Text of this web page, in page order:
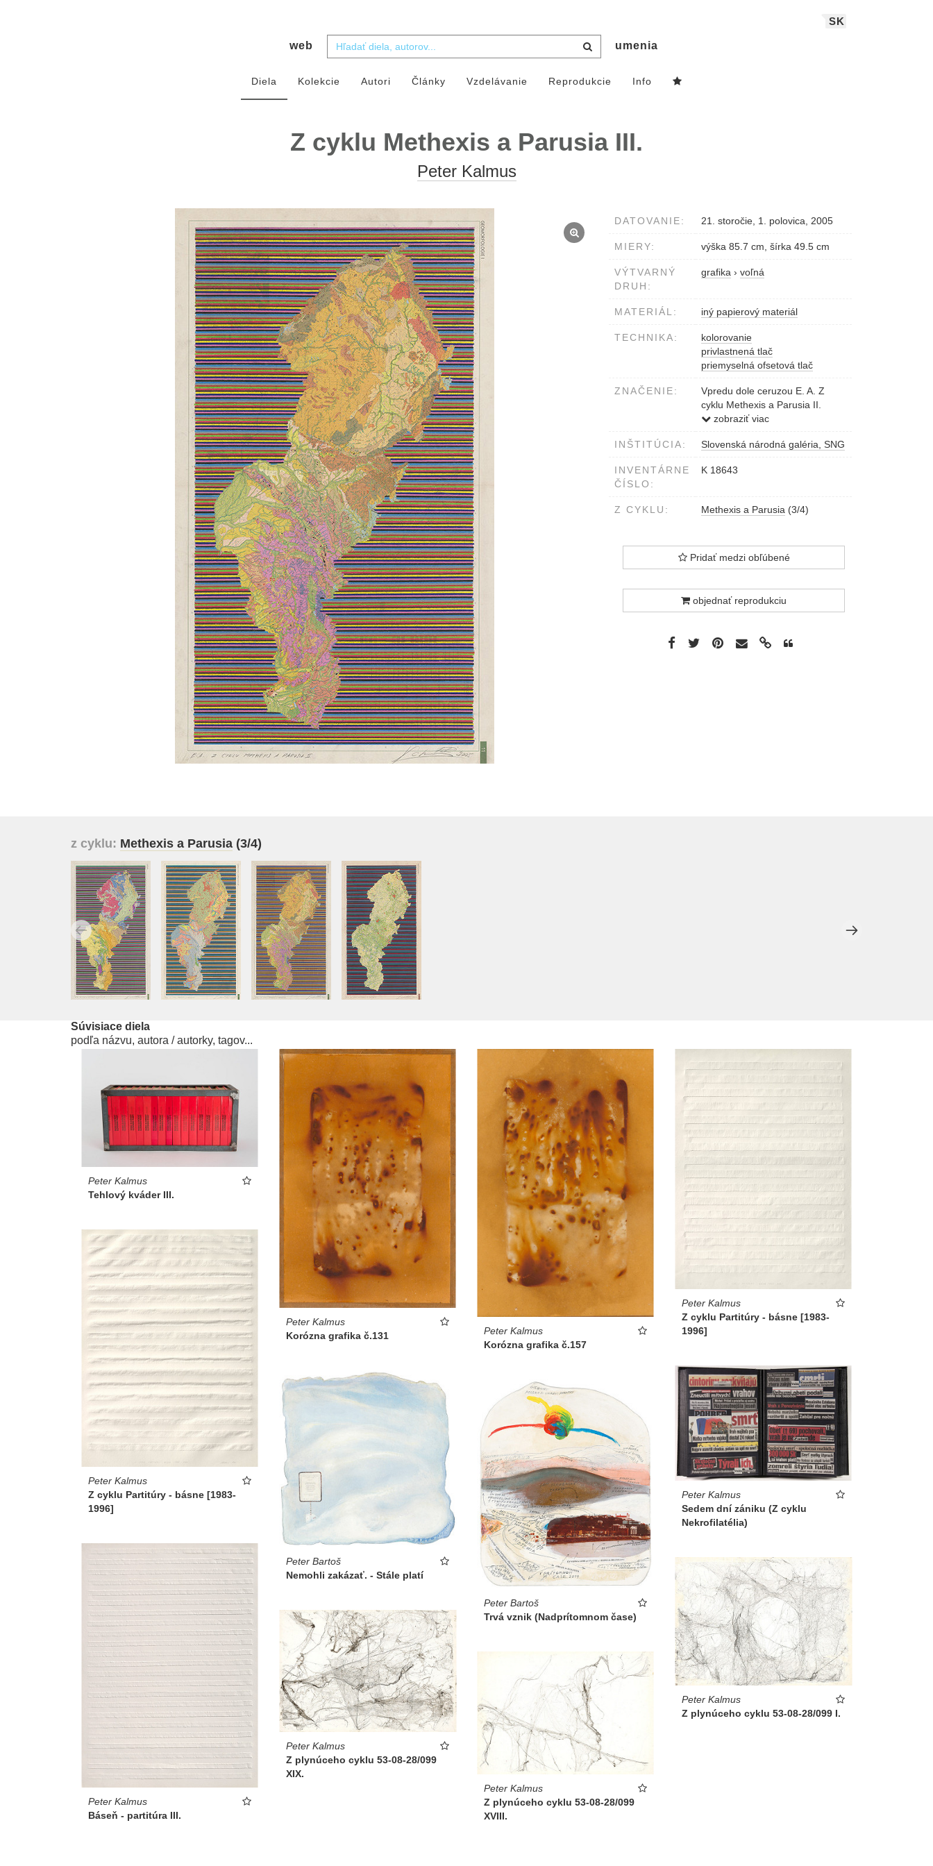
SK
web umenia
Diela Kolekcie Autori Články Vzdelávanie Reprodukcie Info
Z cyklu Methexis a Parusia III.
Peter Kalmus
DATOVANIE: 21. storočie, 1. polovica, 2005
MIERY: výška 85.7 cm, šírka 49.5 cm
VÝTVARNÝ
DRUH:
grafika › voľná
MATERIÁL: iný papierový materiál
TECHNIKA:
kolorovanie
privlastnená tlač
priemyselná ofsetová tlač
ZNAČENIE:
Vpredu dole ceruzou E. A. Z
cyklu Methexis a Parusia II.
Peter Kalmus 2005
zobraziť viac
INŠTITÚCIA: Slovenská národná galéria, SNG
INVENTÁRNE
ČÍSLO:
K 18643
Z CYKLU: Methexis a Parusia (3/4)
Pridať medzi obľúbené
objednať reprodukciu
z cyklu: Methexis a Parusia (3/4)
Súvisiace diela
podľa názvu, autora / autorky, tagov...
Peter Kalmus
Tehlový kváder III.
Peter Kalmus
Korózna grafika č.131
Peter Kalmus
Korózna grafika č.157
Peter Kalmus
Z cyklu Partitúry - básne [1983-
1996]
Peter Kalmus
Z cyklu Partitúry - básne [1983-
1996]
Peter Kalmus
Sedem dní zániku (Z cyklu
Nekrofilatélia)
Peter Bartoš
Nemohli zakázať. - Stále platí
Peter Bartoš
Trvá vznik (Nadprítomnom čase)
Peter Kalmus
Báseň - partitúra III.
Peter Kalmus
Z plynúceho cyklu 53-08-28/099 I.
Peter Kalmus
Z plynúceho cyklu 53-08-28/099
XIX.
Peter Kalmus
Z plynúceho cyklu 53-08-28/099
XVIII.